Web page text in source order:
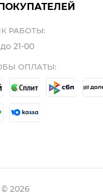
РАБОТЫ:
21-00
ОПЛАТЫ:
© 2026